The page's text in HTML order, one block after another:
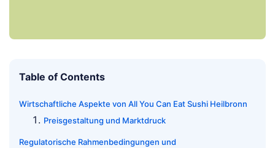
Table of Contents
Wirtschaftliche Aspekte von All You Can Eat Sushi Heilbronn
Preisgestaltung und Marktdruck
Regulatorische Rahmenbedingungen und